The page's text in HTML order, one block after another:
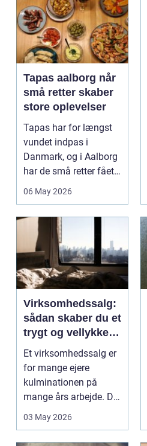
Tapas aalborg når
små retter skaber
store oplevelser
Tapas har for længst
vundet indpas i
Danmark, og i Aalborg
har de små retter fået
deres helt eget li...
06 May 2026
Virksomhedssalg:
sådan skaber du et
trygt og vellykket
salg
Et virksomhedssalg er
for mange ejere
kulminationen på
mange års arbejde. Det
kan være en planlagt
03 May 2026